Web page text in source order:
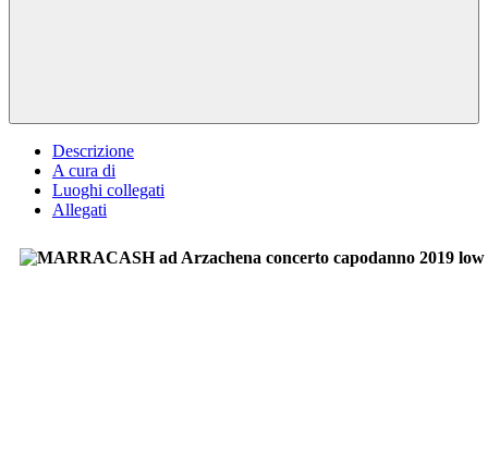
Descrizione
A cura di
Luoghi collegati
Allegati